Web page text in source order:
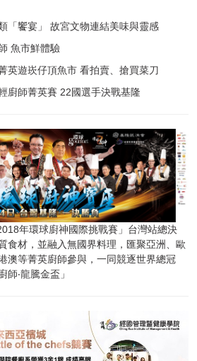
「饗宴」 故宮文物連結美味與靈感
魚市鮮體驗
英遊崁仔頂魚市 看拍賣、搶買菜刀
廚師菁英賽 22國選手決戰基隆
年環球廚神國際挑戰賽」台灣站總決
食材，並融入無國界料理，匯聚亞洲、歐
澳等菁英廚師參與，一同競逐世界總冠
‧龍騰金盃」